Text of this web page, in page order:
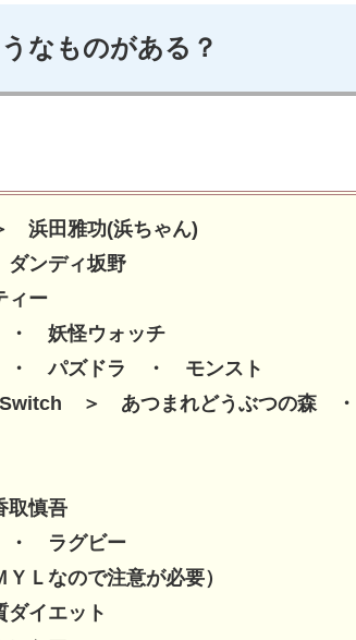
なものがある？
浜田雅功(浜ちゃん)
ンディ坂野
ー
妖怪ウォッチ
・ パズドラ ・ モンスト
＞ あつまれどうぶつの森
取慎吾
・ ラグビー
なので注意が必要）
イエット